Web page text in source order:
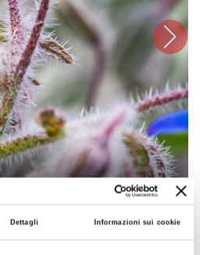
Dettagli Informazioni sui cookie